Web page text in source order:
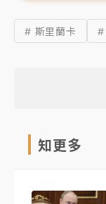
# 斯里蘭卡 #
知更多